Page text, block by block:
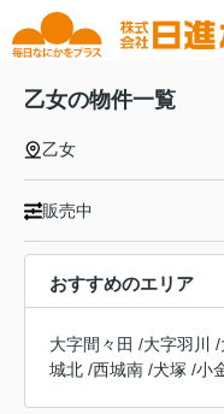
乙女の物件一覧
乙女
販売中
おすすめのエリア
大字間々田 /大字羽川 /
城北 /西城南 /犬塚 /小